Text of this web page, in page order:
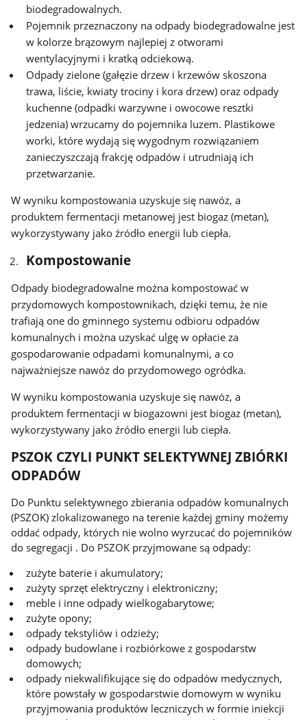
biodegradowalnych.
Pojemnik przeznaczony na odpady biodegradowalne jest
w kolorze brązowym najlepiej z otworami
wentylacyjnymi i kratką odciekową.
Odpady zielone (gałęzie drzew i krzewów skoszona
trawa, liście, kwiaty trociny i kora drzew) oraz odpady
kuchenne (odpadki warzywne i owocowe resztki
jedzenia) wrzucamy do pojemnika luzem. Plastikowe
worki, które wydają się wygodnym rozwiązaniem
zanieczyszczają frakcję odpadów i utrudniają ich
przetwarzanie.
W wyniku kompostowania uzyskuje się nawóz, a
produktem fermentacji metanowej jest biogaz (metan),
wykorzystywany jako źródło energii lub ciepła.
Kompostowanie
Odpady biodegradowalne można kompostować w
przydomowych kompostownikach, dzięki temu, że nie
trafiają one do gminnego systemu odbioru odpadów
komunalnych i można uzyskać ulgę w opłacie za
gospodarowanie odpadami komunalnymi, a co
najważniejsze nawóz do przydomowego ogródka.
W wyniku kompostowania uzyskuje się nawóz, a
produktem fermentacji w biogazowni jest biogaz (metan),
wykorzystywany jako źródło energii lub ciepła.
PSZOK CZYLI PUNKT SELEKTYWNEJ ZBIÓRKI
ODPADÓW
Do Punktu selektywnego zbierania odpadów komunalnych
(PSZOK) zlokalizowanego na terenie każdej gminy możemy
oddać odpady, których nie wolno wyrzucać do pojemników
do segregacji . Do PSZOK przyjmowane są odpady:
zużyte baterie i akumulatory;
zużyty sprzęt elektryczny i elektroniczny;
meble i inne odpady wielkogabarytowe;
zużyte opony;
odpady tekstyliów i odzieży;
odpady budowlane i rozbiórkowe z gospodarstw
domowych;
odpady niekwalifikujące się do odpadów medycznych,
które powstały w gospodarstwie domowym w wyniku
przyjmowania produktów leczniczych w formie iniekcji